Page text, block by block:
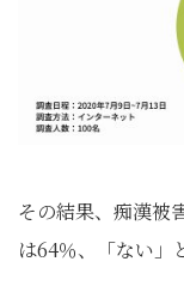
その結果、痴漢被
は64％、「ない」